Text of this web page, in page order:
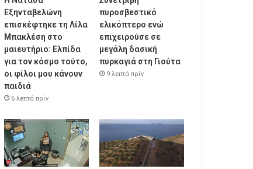
Εξηνταβελώνη
επισκέφτηκε τη Λίλα
Μπακλέση στο
μαιευτήριο: Ελπίδα
για τον κόσμο τούτο,
οι φίλοι μου κάνουν
παιδιά
6 λεπτά πρίν
πυροσβεστικό
ελικόπτερο ενώ
επιχειρούσε σε
μεγάλη δασική
πυρκαγιά στη Γιούτα
9 λεπτά πρίν